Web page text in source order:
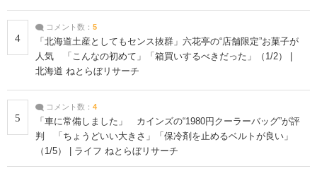
4
コメント数： 5
「北海道土産としてもセンス抜群」六花亭の“店舗限定”お菓子が
人気 「こんなの初めて」「箱買いするべきだった」（1/2） |
北海道 ねとらぼリサーチ
5
コメント数： 4
「車に常備しました」 カインズの“1980円クーラーバッグ”が評
判 「ちょうどいい大きさ」「保冷剤を止めるベルトが良い」
（1/5） | ライフ ねとらぼリサーチ